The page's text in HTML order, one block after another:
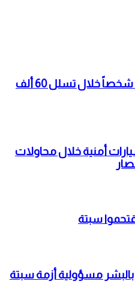
السلطات الإسبانية.. وفاة 34 شخصاً خلال تسلل 60 ألف
أمنية خلال محاولات
مسؤولية أزمة سبتة